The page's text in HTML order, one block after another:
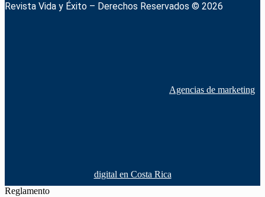
Revista Vida y Éxito – Derechos Reservados © 2026
Agencias de marketing
digital en Costa Rica
Reglamento